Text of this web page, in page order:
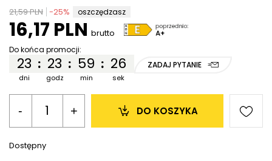
21,59 PLN -25% oszczędzasz
16,17 PLN brutto
Do końca promocji:
:
dni
23 :
godz
23 :
min
59
sek
26 ZADAJ PYTANIE
- + DO KOSZYKA
Dostępny